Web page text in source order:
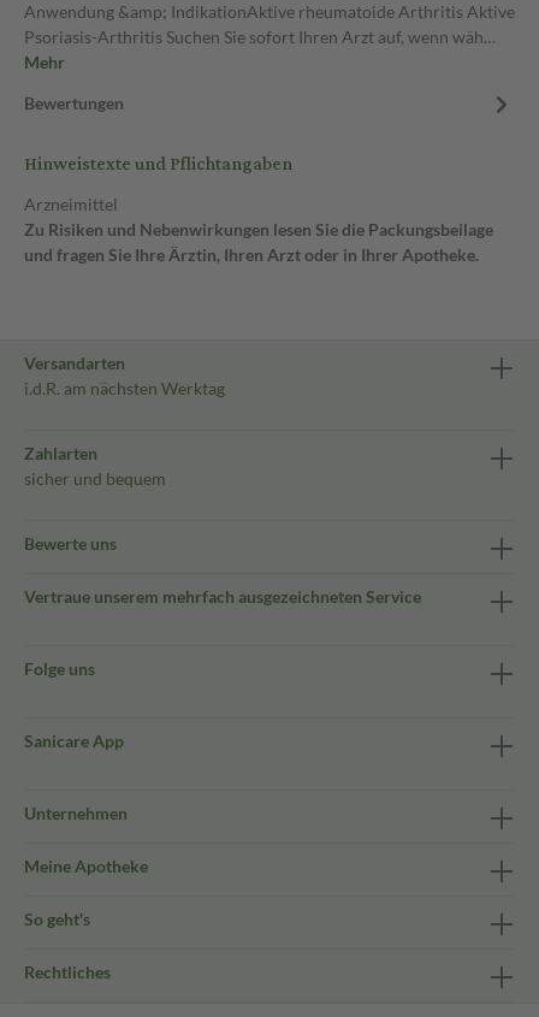
Anwendung &amp; IndikationAktive rheumatoide Arthritis Aktive
Psoriasis-Arthritis Suchen Sie sofort Ihren Arzt auf, wenn wäh…
Mehr
Bewertungen
Hinweistexte und Pflichtangaben
Arzneimittel
Zu Risiken und Nebenwirkungen lesen Sie die Packungsbeilage
und fragen Sie Ihre Ärztin, Ihren Arzt oder in Ihrer Apotheke.
Versandarten
i.d.R. am nächsten Werktag
Zahlarten
sicher und bequem
Bewerte uns
Vertraue unserem mehrfach ausgezeichneten Service
Folge uns
Sanicare App
Unternehmen
Meine Apotheke
So geht's
Rechtliches